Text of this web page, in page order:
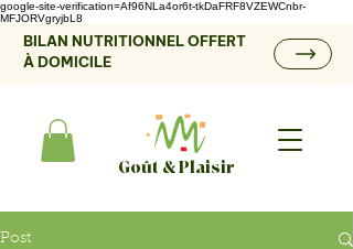
google-site-verification=Af96NLa4or6t-tkDaFRF8VZEWCnbr-
MFJORVgryjbL8
BILAN NUTRITIONNEL OFFERT
À DOMICILE
Goût & Plaisir
Post